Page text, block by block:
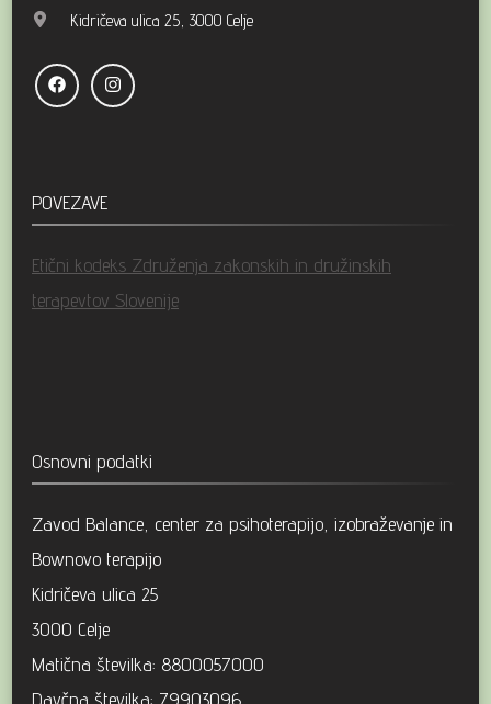
Kidričeva ulica 25, 3000 Celje
POVEZAVE
Etični kodeks Združenja zakonskih in družinskih
terapevtov Slovenije
Osnovni podatki
Zavod Balance, center za psihoterapijo, izobraževanje in
Bownovo terapijo
Kidričeva ulica 25
3000 Celje
Matična številka: 8800057000
Davčna številka: 79903096